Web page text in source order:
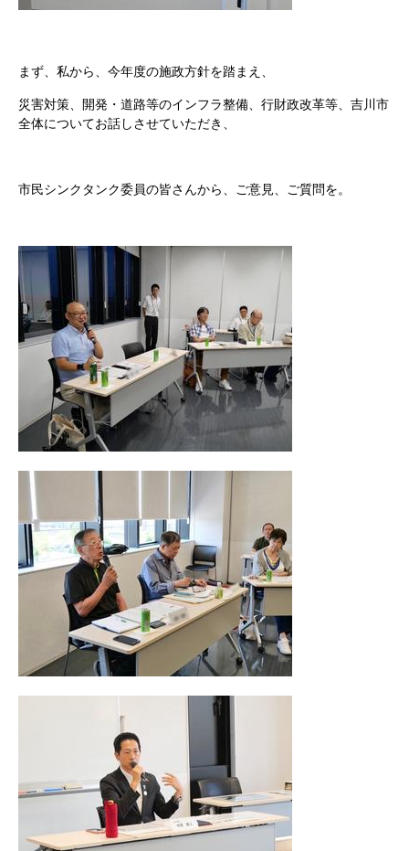
まず、私から、今年度の施政方針を踏まえ、
災害対策、開発・道路等のインフラ整備、行財政改革等、吉川市
全体についてお話しさせていただき、
市民シンクタンク委員の皆さんから、ご意見、ご質問を。